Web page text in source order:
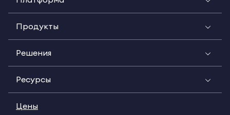
Продукты
Решения
Ресурсы
Цены